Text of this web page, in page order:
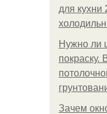
для кухни
Нужно ли
покраску.
Зачем